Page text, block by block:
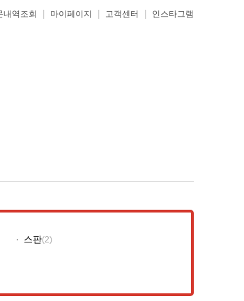
내역조회 마이페이지 고객센터 인스타그램
스판(2)